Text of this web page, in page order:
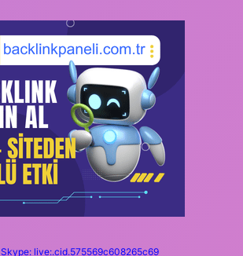
Skype: live:.cid.575569c608265c69